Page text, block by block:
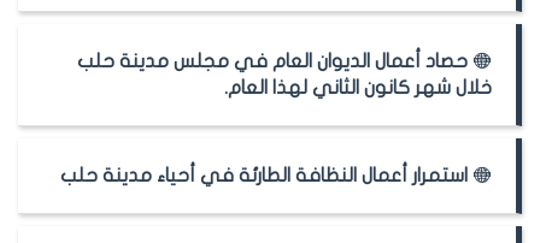
حصاد أعمال الديوان العام في مجلس مدينة حلب
خلال شهر كانون الثاني لهذا العام.
استمرار أعمال النظافة الطارئة في أحياء مدينة حلب